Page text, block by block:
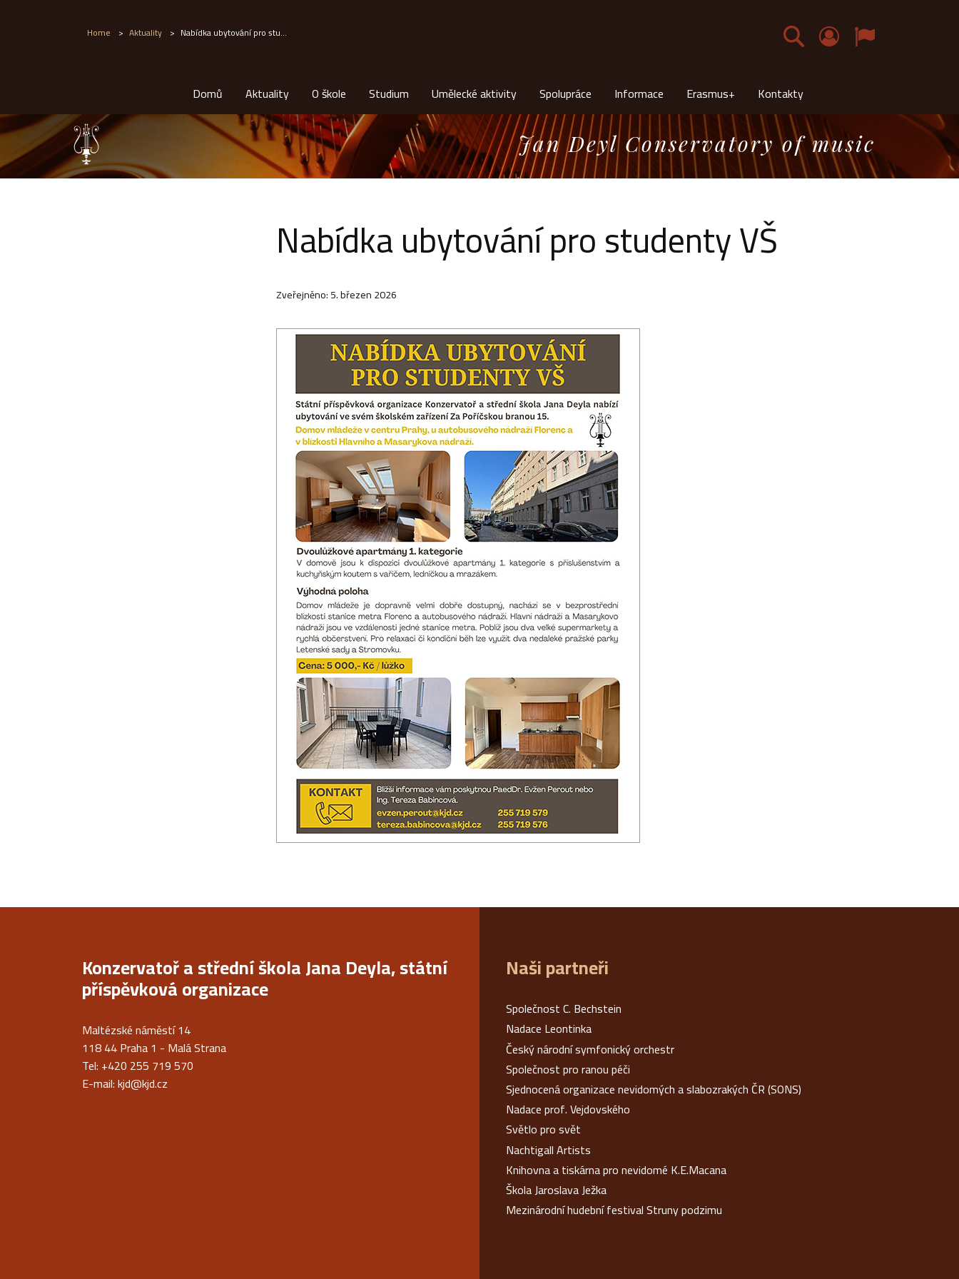
Home > Aktuality > Nabídka ubytování pro stu... Čeština
Domů Aktuality O škole Studium Umělecké aktivity Spolupráce Informace Erasmus+ Kontakty
Jan Deyl Conservatory of music
Nabídka ubytování pro studenty VŠ
Zveřejněno: 5. březen 2026
Konzervatoř a střední škola Jana Deyla, státní
příspěvková organizace
Maltézské náměstí 14
118 44 Praha 1 - Malá Strana
Tel: +420 255 719 570
E-mail:kjd@kjd.cz
Naši partneři
Společnost C. Bechstein
Nadace Leontinka
Český národní symfonický orchestr
Společnost pro ranou péči
Sjednocená organizace nevidomých a slabozrakých ČR (SONS)
Nadace prof. Vejdovského
Světlo pro svět
Nachtigall Artists
Knihovna a tiskárna pro nevidomé K.E.Macana
Škola Jaroslava Ježka
Mezinárodní hudební festival Struny podzimu